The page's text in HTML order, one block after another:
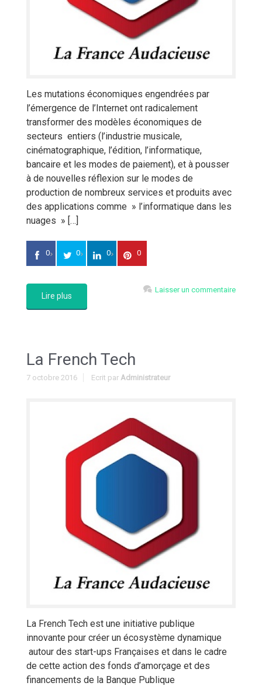
Les mutations économiques engendrées par
l’émergence de l’Internet ont radicalement
transformer des modèles économiques de
secteurs entiers (l’industrie musicale,
cinématographique, l’édition, l’informatique,
bancaire et les modes de paiement), et à pousser
à de nouvelles réflexion sur le modes de
production de nombreux services et produits avec
des applications comme » l’informatique dans les
nuages » […]
0 0 0 0
Lire plus
Laisser un commentaire
La French Tech
7 octobre 2016 Ecrit par Administrateur
La French Tech est une initiative publique
innovante pour créer un écosystème dynamique
autour des start-ups Françaises et dans le cadre
de cette action des fonds d’amorçage et des
financements de la Banque Publique